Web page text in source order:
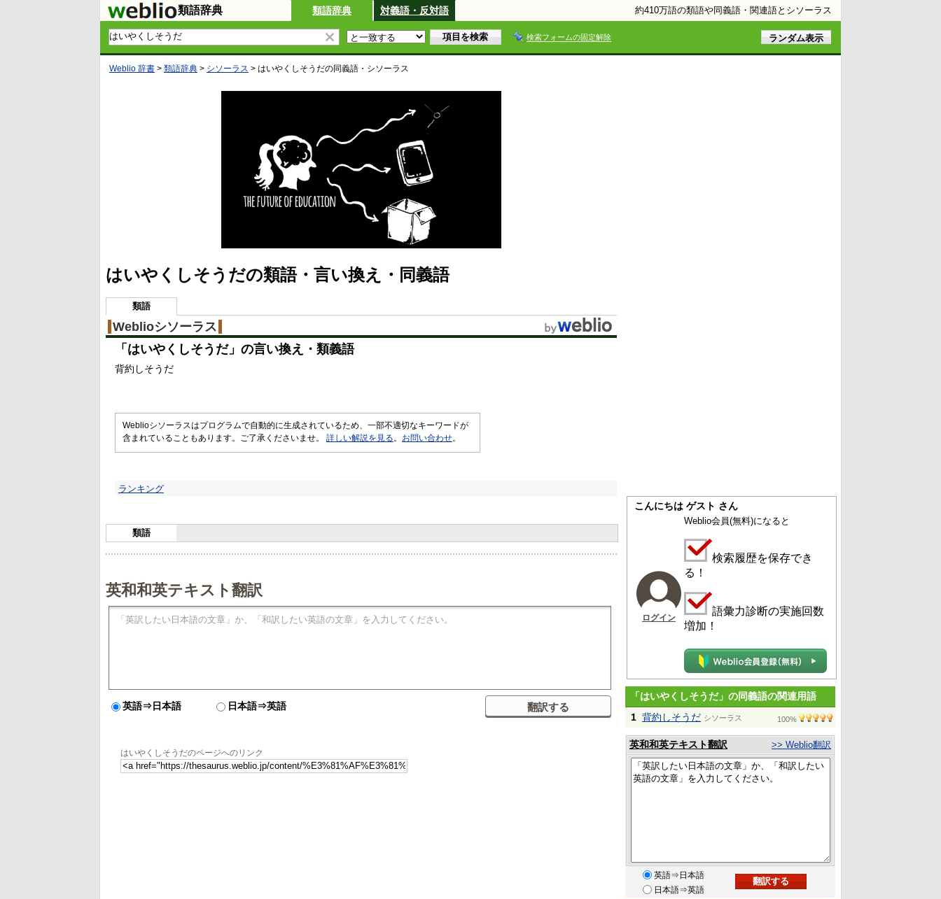
類語辞典 類語辞典 対義語・反対語 約410万語の類語や同義語・関連語とシソーラス
検索フォームの固定解除
Weblio 辞書 > 類語辞典 > シソーラス > はいやくしそうだの同義語・シソーラス
はいやくしそうだの類語・言い換え・同義語
類語
Weblioシソーラス
「 はいやくしそうだ」の言い換え・類義語
背約しそうだ
Weblioシソーラスはプログラムで自動的に生成されているため、一部不適切なキーワードが
含まれていることもあります。ご了承くださいませ。 詳しい解説を見る 。 お問い合わせ。
ランキング
類語
英和和英テキスト翻訳
英語⇒日本語 日本語⇒英語
はいやくしそうだのページへのリンク
こんにちは ゲスト さん
ログイン
Weblio会員(無料)になると
検索履歴を保存でき
る！
語彙力診断の実施回数
増加！
「はいやくしそうだ」の同義語の関連用語
1 背約しそうだ シソーラス 100%
英和和英テキスト翻訳 >> Weblio翻訳
英語⇒日本語
日本語⇒英語